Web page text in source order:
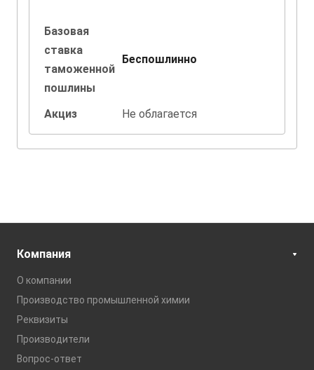
Базовая
ставка
таможенной
пошлины
Беспошлинно
Акциз Не облагается
Компания
О компании
Производство промышленной химии
Реквизиты
Производители
Вопрос-ответ